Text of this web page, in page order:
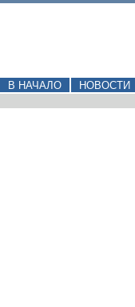
В НАЧАЛО НОВОСТИ